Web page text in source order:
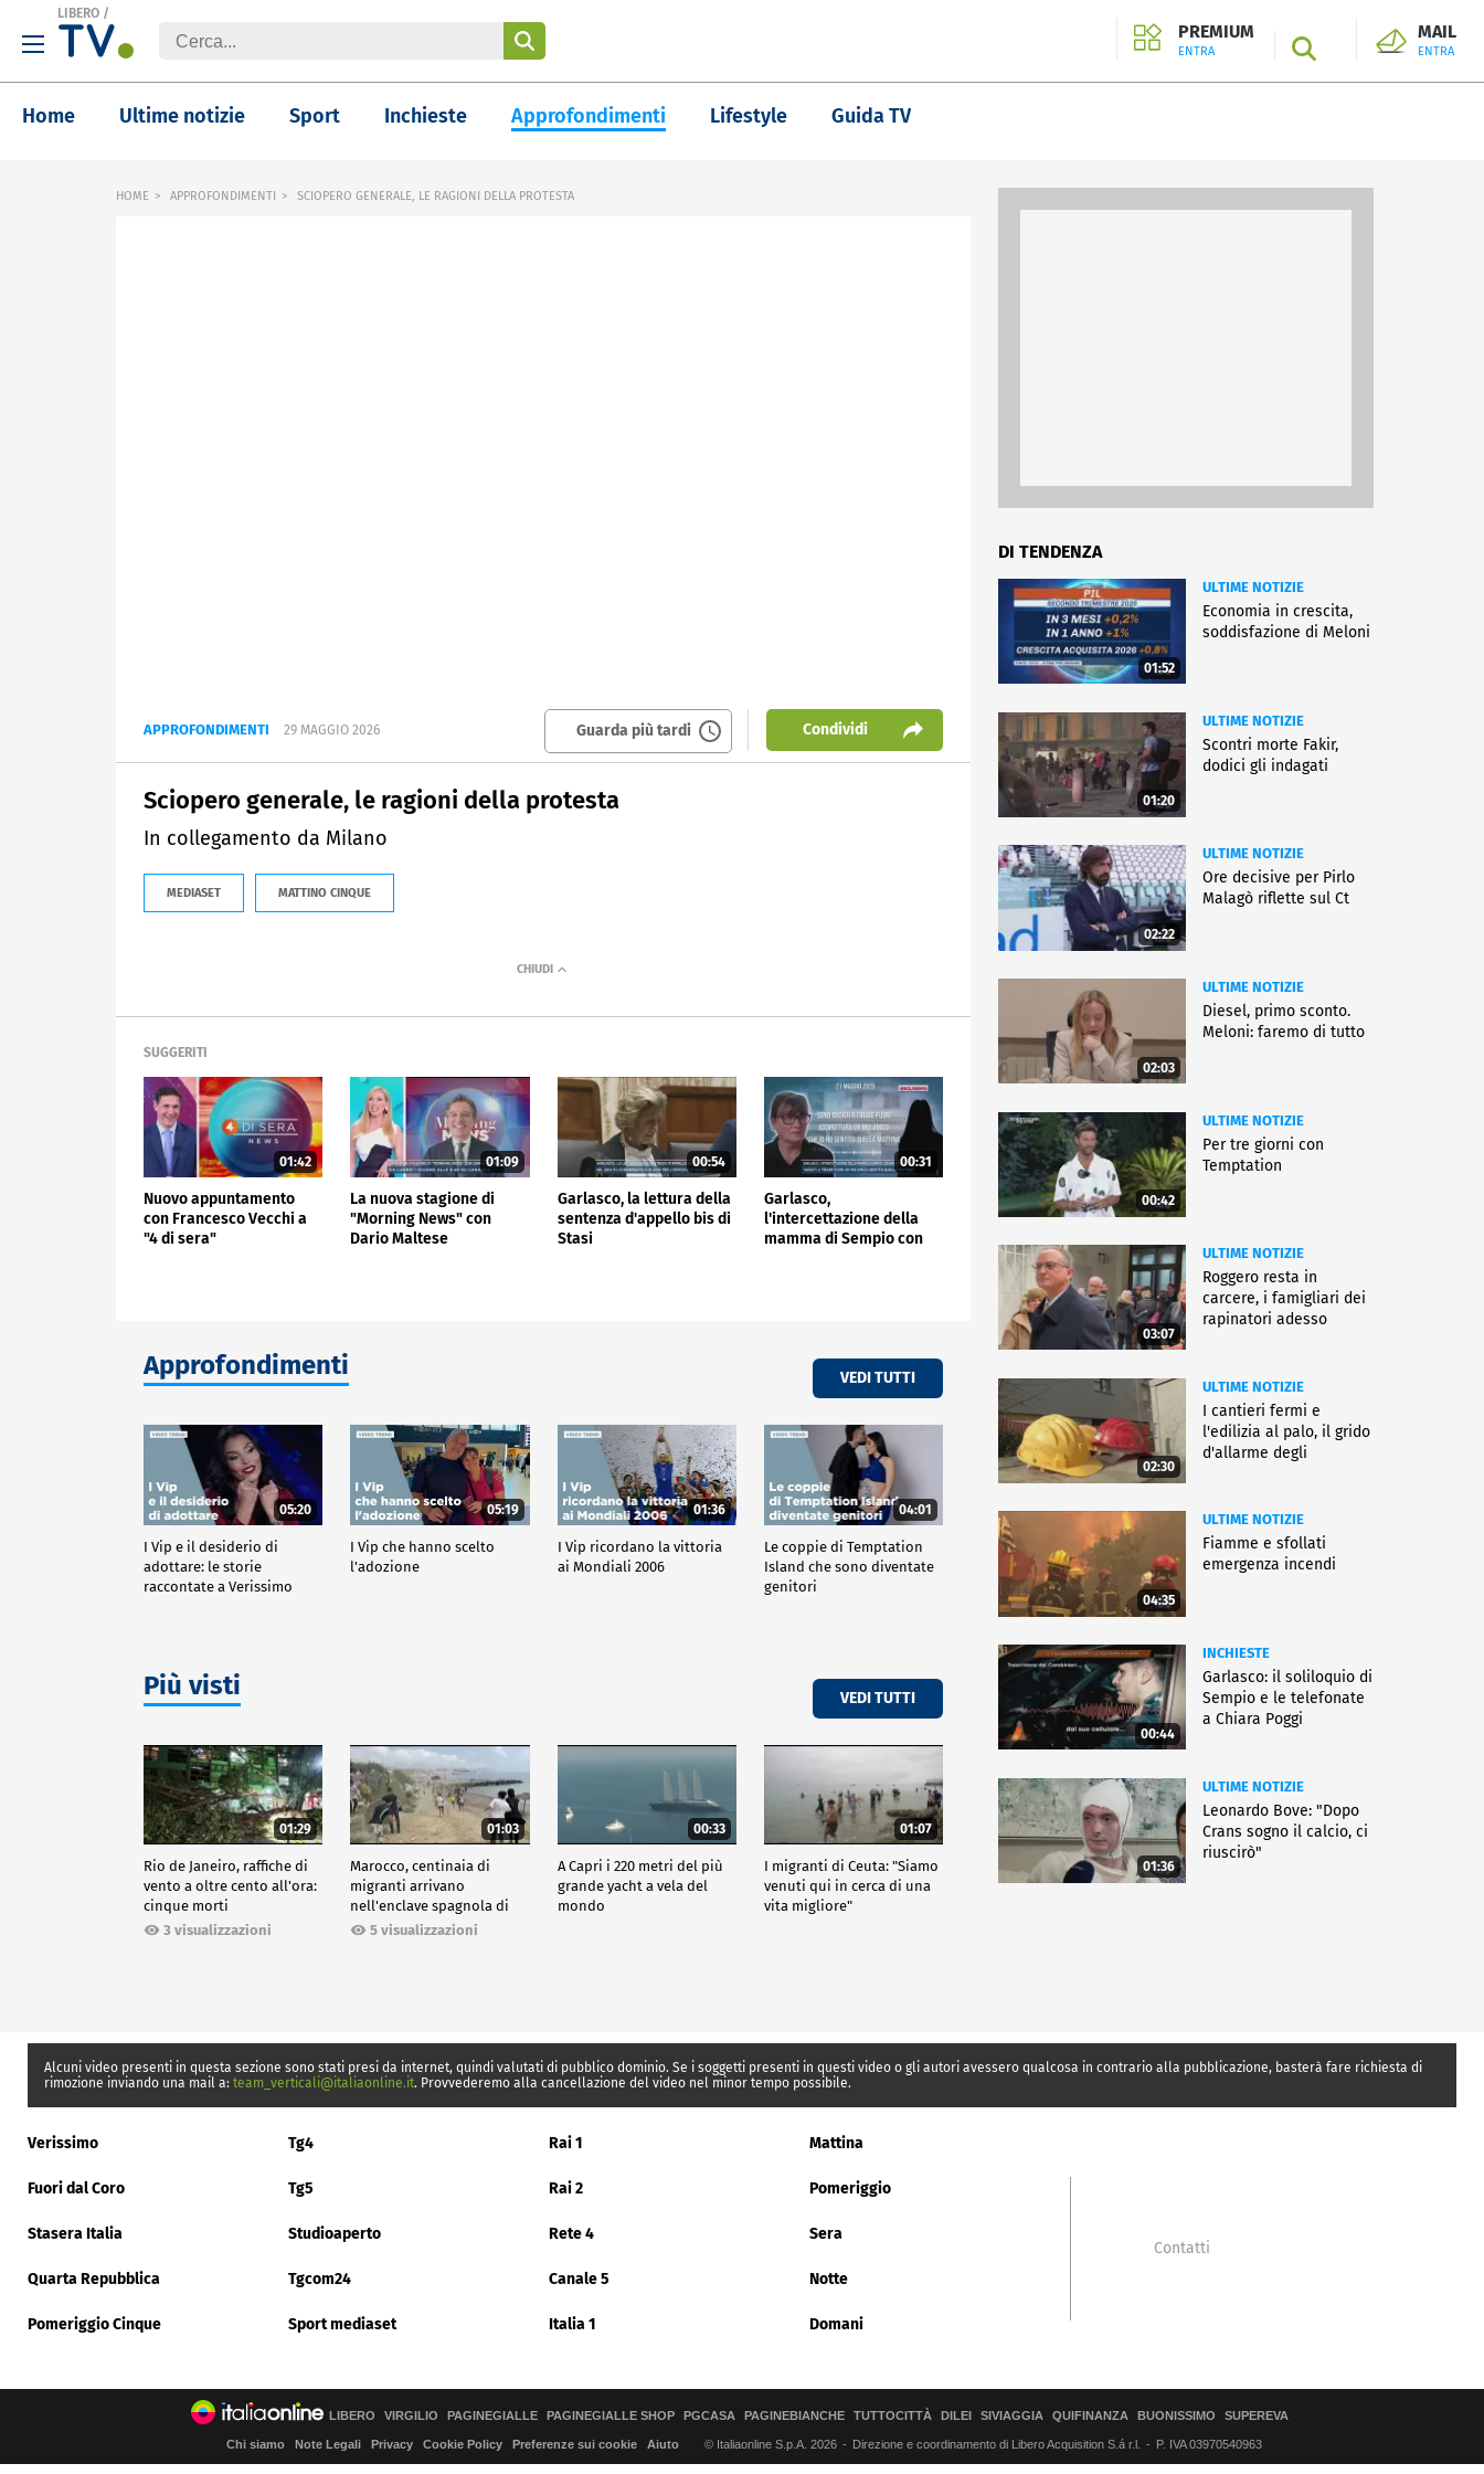
LIBERO /
PREMIUM
ENTRA SEARCH
MAIL
ENTRA
Home Ultime notizie Sport Inchieste Approfondimenti Lifestyle Guida TV
HOME APPROFONDIMENTI SCIOPERO GENERALE, LE RAGIONI DELLA PROTESTA
APPROFONDIMENTI 29 MAGGIO 2026 Guarda più tardi Condividi
Sciopero generale, le ragioni della protesta
In collegamento da Milano
MEDIASET MATTINO CINQUE
SUGGERITI
01:42
Nuovo appuntamento
con Francesco Vecchi a
"4 di sera"
01:09
La nuova stagione di
"Morning News" con
Dario Maltese
00:54
Garlasco, la lettura della
sentenza d'appello bis di
Stasi
00:31
Garlasco,
l'intercettazione della
mamma di Sempio con
Approfondimenti VEDI TUTTI
05:20
I Vip e il desiderio di
adottare: le storie
raccontate a Verissimo
05:19
I Vip che hanno scelto
l'adozione
01:36
I Vip ricordano la vittoria
ai Mondiali 2006
04:01
Le coppie di Temptation
Island che sono diventate
genitori
Più visti VEDI TUTTI
01:29
Rio de Janeiro, raffiche di
vento a oltre cento all'ora:
cinque morti
3 visualizzazioni
01:03
Marocco, centinaia di
migranti arrivano
nell'enclave spagnola di
Ceuta5 visualizzazioni
00:33
A Capri i 220 metri del più
grande yacht a vela del
mondo
01:07
I migranti di Ceuta: "Siamo
venuti qui in cerca di una
vita migliore"
DI TENDENZA
01:52
ULTIME NOTIZIE
Economia in crescita,
soddisfazione di Meloni
01:20
ULTIME NOTIZIE
Scontri morte Fakir,
dodici gli indagati
02:22
ULTIME NOTIZIE
Ore decisive per Pirlo
Malagò riflette sul Ct
02:03
ULTIME NOTIZIE
Diesel, primo sconto.
Meloni: faremo di tutto
00:42
ULTIME NOTIZIE
Per tre giorni con
Temptation
03:07
ULTIME NOTIZIE
Roggero resta in
carcere, i famigliari dei
rapinatori adesso
02:30
ULTIME NOTIZIE
I cantieri fermi e
l'edilizia al palo, il grido
d'allarme degli
04:35
ULTIME NOTIZIE
Fiamme e sfollati
emergenza incendi
00:44
INCHIESTE
Garlasco: il soliloquio di
Sempio e le telefonate
a Chiara Poggi
01:36
ULTIME NOTIZIE
Leonardo Bove: "Dopo
Crans sogno il calcio, ci
riuscirò"
Alcuni video presenti in questa sezione sono stati presi da internet, quindi valutati di pubblico dominio. Se i soggetti presenti in questi video o gli autori avessero qualcosa in contrario alla pubblicazione, basterà fare richiesta di
rimozione inviando una mail a: team_verticali@italiaonline.it. Provvederemo alla cancellazione del video nel minor tempo possibile.
Verissimo Tg4 Rai 1 Mattina
Fuori dal Coro Tg5 Rai 2 Pomeriggio
Stasera Italia Studioaperto Rete 4 Sera
Quarta Repubblica Tgcom24 Canale 5 Notte
Pomeriggio Cinque Sport mediaset Italia 1 Domani
Contatti
LIBERO VIRGILIO PAGINEGIALLE PAGINEGIALLE SHOP PGCASA PAGINEBIANCHE TUTTOCITTÀ DILEI SIVIAGGIA QUIFINANZA BUONISSIMO SUPEREVA
Chi siamo Note Legali Privacy Cookie Policy Preferenze sui cookie Aiuto © Italiaonline S.p.A. 2026 Direzione e coordinamento di Libero Acquisition S.á r.l. P. IVA 03970540963